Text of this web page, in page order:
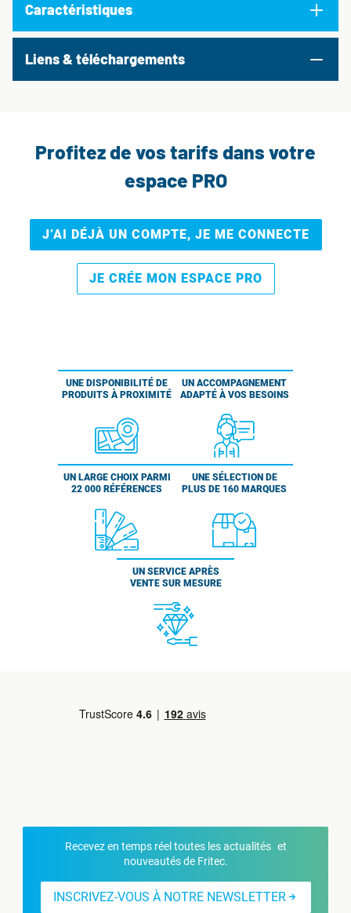
Caractéristiques
Liens & téléchargements
Profitez de vos tarifs dans votre
espace PRO
J’AI DÉJÀ UN COMPTE, JE ME CONNECTE
JE CRÉE MON ESPACE PRO
UNE DISPONIBILITÉ DE
PRODUITS À PROXIMITÉ
UN ACCOMPAGNEMENT
ADAPTÉ À VOS BESOINS
UN LARGE CHOIX PARMI
22 000 RÉFÉRENCES
UNE SÉLECTION DE
PLUS DE 160 MARQUES
UN SERVICE APRÈS
VENTE SUR MESURE
Recevez en temps réel toutes les actualités et
nouveautés de Fritec.
INSCRIVEZ-VOUS À NOTRE NEWSLETTER